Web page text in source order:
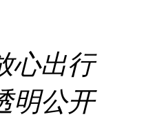
心出行
明公开